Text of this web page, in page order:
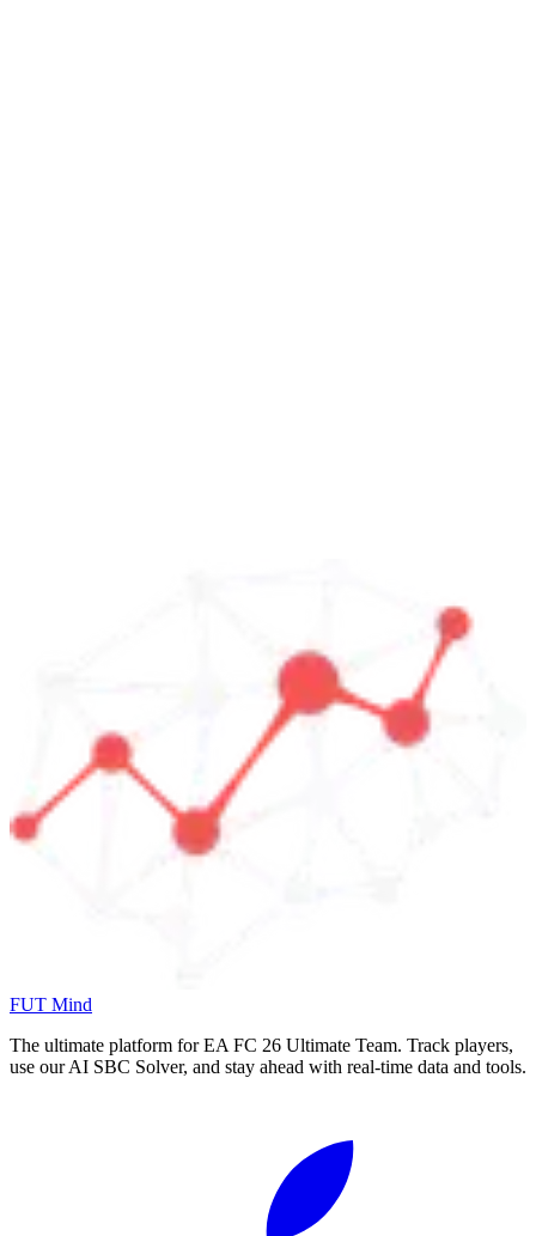
FUT Mind
The ultimate platform for EA FC 26 Ultimate Team. Track players,
use our AI SBC Solver, and stay ahead with real-time data and tools.